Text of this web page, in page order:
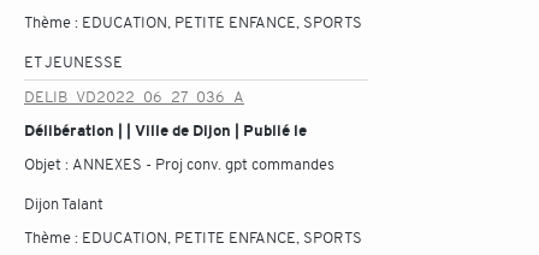
Thème : EDUCATION, PETITE ENFANCE, SPORTS
ET JEUNESSE
DELIB_VD2022_06_27_036_A
Délibération | | Ville de Dijon | Publié le
Objet : ANNEXES - Proj conv. gpt commandes
Dijon Talant
Thème : EDUCATION, PETITE ENFANCE, SPORTS